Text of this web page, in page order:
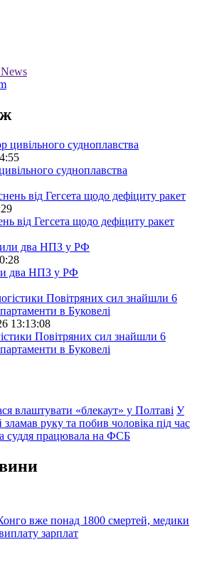
судноплавства
від Гегсета щодо дефіциту ракет
два НПЗ у РФ
13:13:08
Повітряних сил знайшли 6
в Буковелі
влаштувати «блекаут» у Полтаві У
руку та побив чоловіка під час
суддя працювала на ФСБ
вже понад 1800 смертей, медики
зарплат